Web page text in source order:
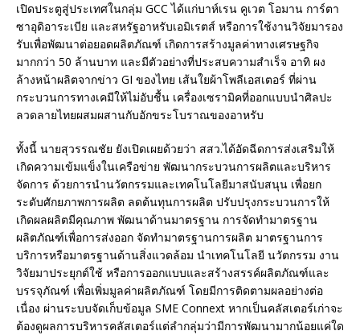
เปิดประตูสู่ประเทศในกลุ่ม GCC ได้แก่บาห์เรน คูเวต โอมาน การ์ตา
ซาอุดิอาระเบีย และสหรัฐอาหรับเอมิเรตส์ หรือการใช้งานวิจัยมารอง
รับเพื่อพัฒนาต่อยอดผลิตภัณฑ์ เกิดการสร้างมูลค่าทางเศรษฐกิจ
มากกว่า 50 ล้านบาท และมีตัวอย่างที่ประสบความสำเร็จ อาทิ ผง
ล้างหน้าผลิตจากข่าว GI ของไทย เส้นใยผ้าโพลีเอสเตอร์ ที่ผ่าน
กระบวนการทางเคมีให้ไม่อับชื้น เครื่องเซรามิคที่ออกแบบนำศิลปะ
ลวดลายไทยผสมผสานกับอักขระโบราณของอาหรับ
​ทั้งนี้ นายสุวรรณชัย ยังเปิดเผยด้วยว่า สสว.ได้อัดฉีดการส่งเสริมให้
เกิดความเข้มแข็งในเครือข่าย พัฒนากระบวนการผลิตและบริหาร
จัดการ ด้วยการนำนวัตกรรมและเทคโนโลยีมาสนับสนุน เพื่อยก
ระดับศักยภาพการผลิต ลดต้นทุนการผลิต ปรับปรุงกระบวนการให้
เกิดผลผลิตมีคุณภาพ พัฒนาด้านมาตรฐาน การจัดทำมาตรฐาน
ผลิตภัณฑ์เพื่อการส่งออก จัดทำมาตรฐานการผลิต มาตรฐานการ
บริการหรือมาตรฐานด้านสิ่งแวดล้อม นำเทคโนโลยี นวัตกรรม งาน
วิจัยมาประยุกต์ใช้ หรือการออกแบบและสร้างสรรค์ผลิตภัณฑ์และ
บรรจุภัณฑ์ เพื่อเพิ่มมูลค่าผลิตภัณฑ์ โดยมีการติดตามผลอย่างต่อ
เนื่อง ผ่านระบบจัดเก็บข้อมูล SME Connext หากเป็นคลัสเตอร์เก่าจะ
ต้องดูผลการบริหารคลัสเตอร์แต่ลำกลุ่มว่ามีการพัฒนามากน้อยแค่ใด